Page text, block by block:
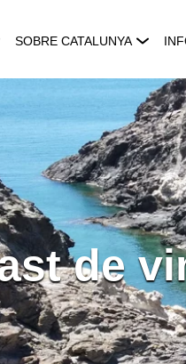
SOBRE CATALUNYA
de